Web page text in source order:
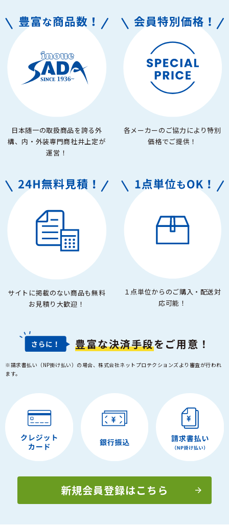
日本随一の取扱商品を誇る外
構、内・外装専門商社井上定が
運営！
各メーカーのご協力により特別
価格でご提供！
サイトに掲載のない商品も無料
お見積り大歓迎！
１点単位からのご購入・配送対
応可能！
豊富な決済手段をご用意！
※請求書払い（NP掛け払い）の場合、株式会社ネットプロテクションズより審査が行われ
ます。
新規会員登録はこちら